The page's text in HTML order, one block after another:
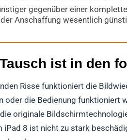
gegenüber einer
der Anschaffung wesentlich
ist in den
Risse funktioniert die
oder die Bedienung funktioniert
originale
iPad 8 ist nicht zu stark